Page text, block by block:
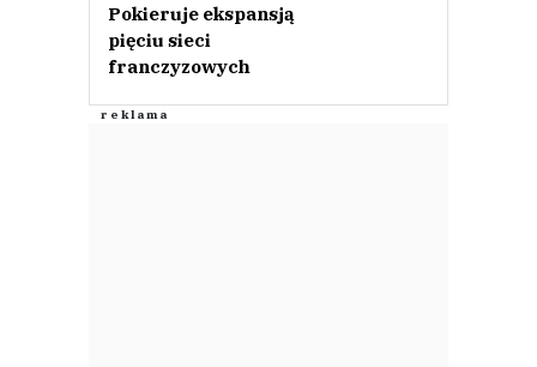
Pokieruje ekspansją
pięciu sieci
franczyzowych